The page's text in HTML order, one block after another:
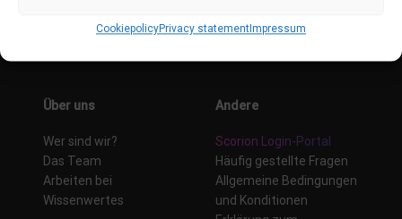
CookiepolicyPrivacy statement Impressum
Über uns
Wer sind wir?
Das Team
Arbeiten bei
Wissenwertes
Andere
Scorion Login-Portal
Häufig gestellte Fragen
Allgemeine Bedingungen
und Konditionen